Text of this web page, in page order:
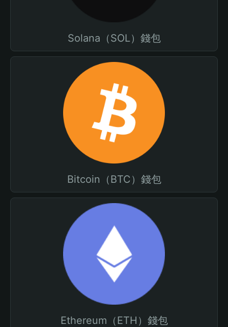
Solana（SOL）錢包
Bitcoin（BTC）錢包
Ethereum（ETH）錢包